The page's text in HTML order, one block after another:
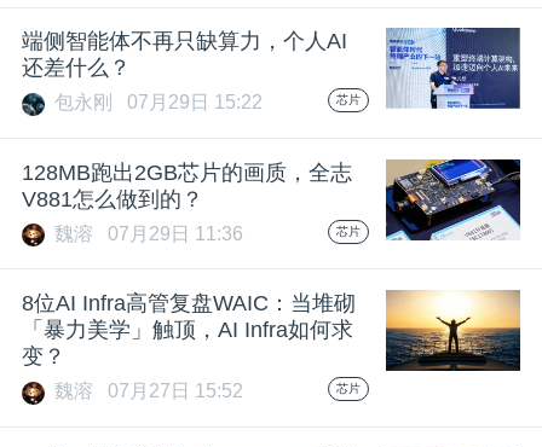
机
端侧智能体不再只缺算力，个人AI
还差什么？
包永刚 07月29日 15:22 芯片
128MB跑出2GB芯片的画质，全志
V881怎么做到的？
魏溶 07月29日 11:36 芯片
8位AI Infra高管复盘WAIC：当堆砌
「暴力美学」触顶，AI Infra如何求
变？
魏溶 07月27日 15:52 芯片